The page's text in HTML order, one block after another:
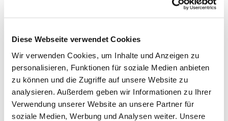
Diese Webseite verwendet Cookies
Wir verwenden Cookies, um Inhalte und Anzeigen zu
personalisieren, Funktionen für soziale Medien anbieten
zu können und die Zugriffe auf unsere Website zu
analysieren. Außerdem geben wir Informationen zu Ihrer
Verwendung unserer Website an unsere Partner für
soziale Medien, Werbung und Analysen weiter. Unsere
Dies könnte Sie auch
interessieren